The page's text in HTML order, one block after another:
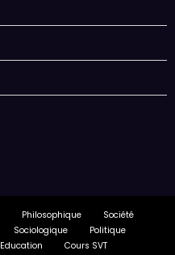
Philosophique
Société
Sociologique
Politique
Education
Cours SVT